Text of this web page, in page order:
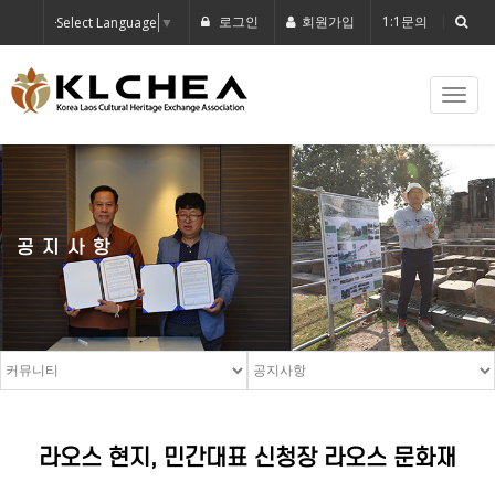
Select Language ▼ 로그인 회원가입 1:1문의
공지사항
라오스 현지, 민간대표 신청장 라오스 문화재